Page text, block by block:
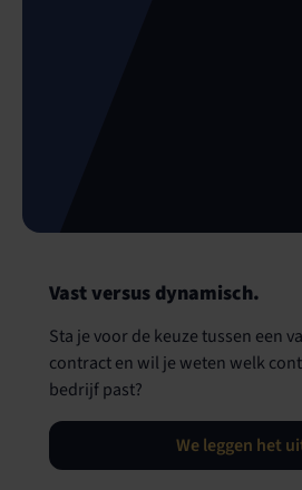
Vast versus dynamisch.
Sta je voor de keuze tussen een
contract en wil je weten welk
bedrijf past?
We leggen het